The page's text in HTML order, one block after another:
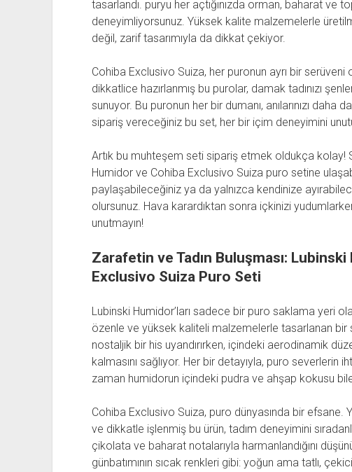
tasarlandı. puryu her açtığınızda orman, baharat ve
deneyimliyorsunuz. Yüksek kalite malzemelerle
değil, zarif tasarımıyla da dikkat çekiyor.
Cohiba Exclusivo Suiza, her puronun ayrı bir
dikkatlice hazırlanmış bu purolar, damak tadınızı
sunuyor. Bu puronun her bir dumanı, anılarınızı daha
sipariş vereceğiniz bu set, her bir içim deneyimini
Artık bu muhteşem seti sipariş etmek oldukça kolay!
Humidor ve Cohiba Exclusivo Suiza puro setine
paylaşabileceğiniz ya da yalnızca kendinize
olursunuz. Hava karardıktan sonra içkinizi
unutmayın!
Zarafetin ve Tadın Buluşması:
Exclusivo Suiza Puro Seti
Lubinski Humidor’ları sadece bir puro saklama yeri
özenle ve yüksek kaliteli malzemelerle tasarlanan bir
nostaljik bir his uyandırırken, içindeki aerodinamik
kalmasını sağlıyor. Her bir detayıyla, puro severlerin
zaman humidorun içindeki pudra ve ahşap kokusu
Cohiba Exclusivo Suiza, puro dünyasında bir
ve dikkatle işlenmiş bu ürün, tadım deneyimini
çikolata ve baharat notalarıyla harmanlandığını
günbatımının sıcak renkleri gibi: yoğun ama tatlı,